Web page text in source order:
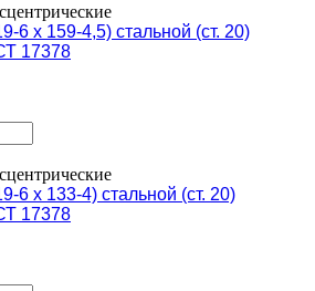
6 х 159-4,5) стальной (ст. 20)
17378
6 х 133-4) стальной (ст. 20)
17378